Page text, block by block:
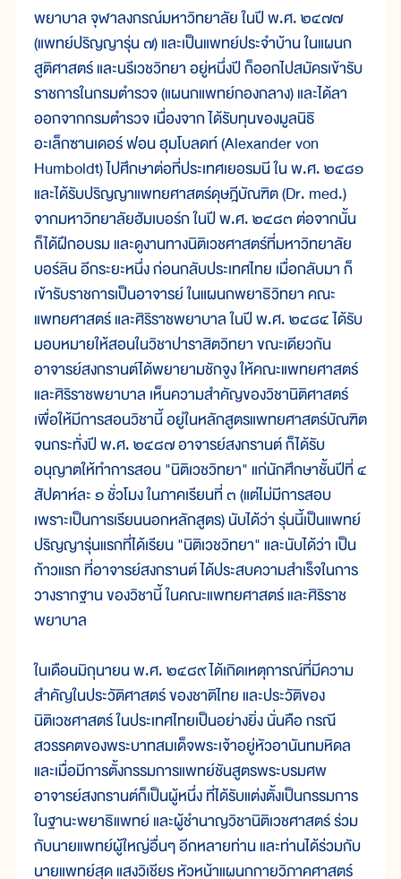
พยาบาล จุฬาลงกรณ์มหาวิทยาลัย ในปี พ.ศ. ๒๔๗๗
(แพทย์ปริญญารุ่น ๗) และเป็นแพทย์ประจำบ้าน ในแผนก
สูติศาสตร์ และนรีเวชวิทยา อยู่หนึ่งปี ก็ออกไปสมัครเข้ารับ
ราชการในกรมตำรวจ (แผนกแพทย์กองกลาง) และได้ลา
ออกจากกรมตำรวจ เนื่องจาก ได้รับทุนของมูลนิธิ
อะเล็กซานเดอร์ ฟอน ฮุมโบลดท์ (Alexander von
Humboldt) ไปศึกษาต่อที่ประเทศเยอรมนี ใน พ.ศ. ๒๔๘๑
และได้รับปริญญาแพทยศาสตร์ดุษฎีบัณฑิต (Dr. med.)
จากมหาวิทยาลัยฮัมเบอร์ก ในปี พ.ศ. ๒๔๘๓ ต่อจากนั้น
ก็ได้ฝึกอบรม และดูงานทางนิติเวชศาสตร์ที่มหาวิทยาลัย
บอร์ลิน อีกระยะหนึ่ง ก่อนกลับประเทศไทย เมื่อกลับมา ก็
เข้ารับราชการเป็นอาจารย์ ในแผนกพยาธิวิทยา คณะ
แพทยศาสตร์ และศิริราชพยาบาล ในปี พ.ศ. ๒๔๘๔ ได้รับ
มอบหมายให้สอนในวิชาปาราสิตวิทยา ขณะเดียวกัน
อาจารย์สงกรานต์ได้พยายามชักจูง ให้คณะแพทยศาสตร์
และศิริราชพยาบาล เห็นความสำคัญของวิชานิติศาสตร์
เพื่อให้มีการสอนวิชานี้ อยู่ในหลักสูตรแพทยศาสตร์บัณฑิต
จนกระทั่งปี พ.ศ. ๒๔๘๗ อาจารย์สงกรานต์ ก็ได้รับ
อนุญาตให้ทำการสอน "นิติเวชวิทยา" แก่นักศึกษาชั้นปีที่ ๔
สัปดาห์ละ ๑ ชั่วโมง ในภาคเรียนที่ ๓ (แต่ไม่มีการสอบ
เพราะเป็นการเรียนนอกหลักสูตร) นับได้ว่า รุ่นนี้เป็นแพทย์
ปริญญารุ่นแรกที่ได้เรียน "นิติเวชวิทยา" และนับได้ว่า เป็น
ก้าวแรก ที่อาจารย์สงกรานต์ ได้ประสบความสำเร็จในการ
วางรากฐาน ของวิชานี้ ในคณะแพทยศาสตร์ และศิริราช
พยาบาล
ในเดือนมิถุนายน พ.ศ. ๒๔๘๙ ได้เกิดเหตุการณ์ที่มีความ
สำคัญในประวัติศาสตร์ ของชาติไทย และประวัติของ
นิติเวชศาสตร์ ในประเทศไทยเป็นอย่างยิ่ง นั่นคือ กรณี
สวรรคตของพระบาทสมเด็จพระเจ้าอยู่หัวอานันทมหิดล
และเมื่อมีการตั้งกรรมการแพทย์ชันสูตรพระบรมศพ
อาจารย์สงกรานต์ก็เป็นผู้หนึ่ง ที่ได้รับแต่งตั้งเป็นกรรมการ
ในฐานะพยาธิแพทย์ และผู้ชำนาญวิชานิติเวชศาสตร์ ร่วม
กับนายแพทย์ผู้ใหญ่อื่นๆ อีกหลายท่าน และท่านได้ร่วมกับ
นายแพทย์สุด แสงวิเชียร หัวหน้าแผนกกายวิภาคศาสตร์